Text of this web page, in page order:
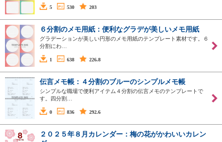
5 530 203
６分割のメモ用紙：便利なグラデが美しいメモ用紙
グラデーションが美しい円形のメモ用紙のテンプレート素材です。６
分割にわ…
1 638 226.8
伝言メモ帳：４分割のブルーのシンプルメモ帳
シンプルな職場で便利アイテム４分割の伝言メモのテンプレートで
す。四分割…
0 836 292.6
２０２５年８月カレンダー：梅の花がかわいいカレン